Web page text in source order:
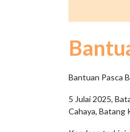
Bantuan Pasca
5 Julai 2025,
Cahaya, Batang